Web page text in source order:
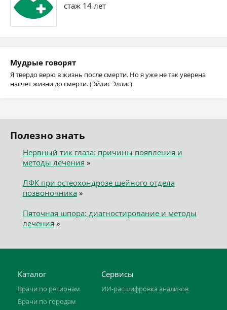
стаж 14 лет
Мудрые говорят
Я твердо верю в жизнь после смерти. Но я уже не так уверена
насчет жизни до смерти. (Эйлис Эллис)
Полезно знать
Нервный тик глаза: причины появления и
методы лечения »
ЛФК при остеохондрозе шейного отдела
позвоночника»
Пяточная шпора: диагностирование и методы
лечения »
Каталог
Врачи по регионам
Врачи по городам
Сервисы
ИИ-расшифровка анализов